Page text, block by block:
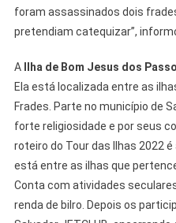
foram assassinados dois
pretendiam catequizar”,
A Ilha de Bom Jesus dos
Ela está localizada entre as
Frades. Parte no município de
forte religiosidade e por seus
roteiro do Tour das Ilhas 2022 é
está entre as ilhas que
Conta com atividades
renda de bilro. Depois os